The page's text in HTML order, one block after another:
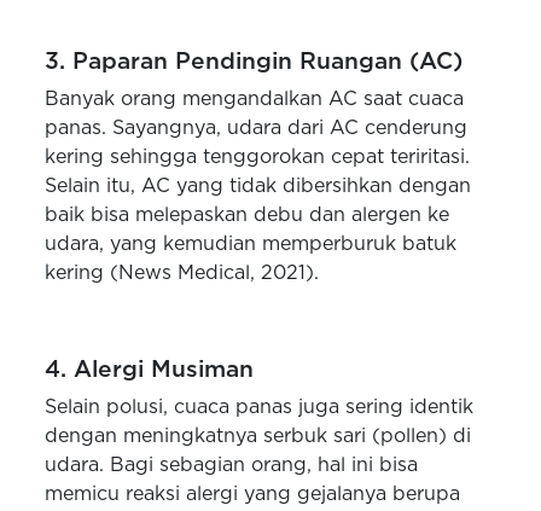
3. Paparan Pendingin Ruangan (AC)
Banyak orang mengandalkan AC saat cuaca
panas. Sayangnya, udara dari AC cenderung
kering sehingga tenggorokan cepat teriritasi.
Selain itu, AC yang tidak dibersihkan dengan
baik bisa melepaskan debu dan alergen ke
udara, yang kemudian memperburuk batuk
kering (News Medical, 2021).
4. Alergi Musiman
Selain polusi, cuaca panas juga sering identik
dengan meningkatnya serbuk sari (pollen) di
udara. Bagi sebagian orang, hal ini bisa
memicu reaksi alergi yang gejalanya berupa